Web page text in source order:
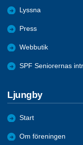
Lyssna
Press
Webbutik
SPF Seniorernas
Ljungby
Start
Om föreningen